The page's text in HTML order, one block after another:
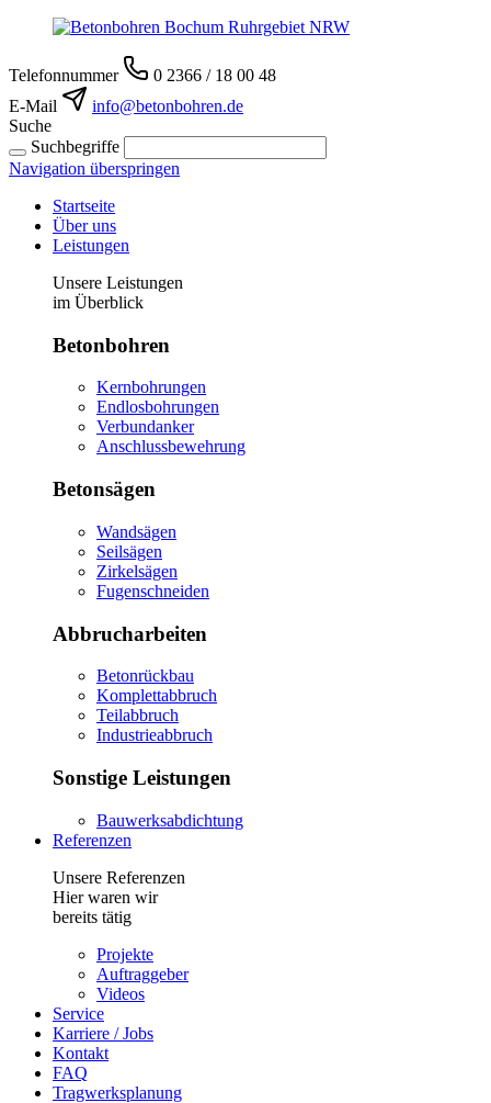
Telefonnummer
0 2366 / 18 00 48
E-Mail
info@betonbohren.de
Suche
Suchbegriffe
Navigation überspringen
Startseite
Über uns
Leistungen
Unsere Leistungen
im Überblick
Betonbohren
Kernbohrungen
Endlosbohrungen
Verbundanker
Anschlussbewehrung
Betonsägen
Wandsägen
Seilsägen
Zirkelsägen
Fugenschneiden
Abbrucharbeiten
Betonrückbau
Komplettabbruch
Teilabbruch
Industrieabbruch
Sonstige Leistungen
Bauwerksabdichtung
Referenzen
Unsere Referenzen
Hier waren wir
bereits tätig
Projekte
Auftraggeber
Videos
Service
Karriere / Jobs
Kontakt
FAQ
Tragwerksplanung